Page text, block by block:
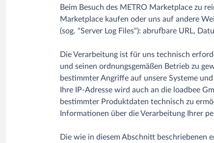
Beim Besuch des METRO Marketplace zu
Marketplace kaufen oder uns auf andere
(sog. "Server Log Files"): abrufbare URL,
Die Verarbeitung ist für uns technisch
und seinen ordnungsgemäßen Betrieb zu
bestimmter Angriffe auf unsere Systeme
Ihre IP-Adresse wird auch an die loadbee
bestimmter Produktdaten technisch zu
Informationen über die Verarbeitung Ihrer
Die wie in diesem Abschnitt beschriebenen